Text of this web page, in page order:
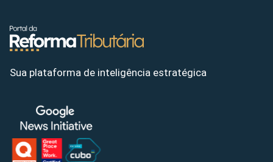
Sua plataforma de inteligência estratégica